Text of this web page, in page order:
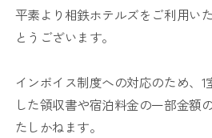
平素より相鉄ホテルズをご利用い
とうございます。
インボイス制度への対応のため、1
した領収書や宿泊料金の一部金額
たしかねます。